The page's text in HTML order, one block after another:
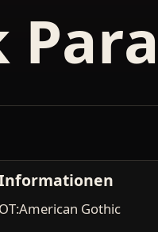
OT:American Gothic